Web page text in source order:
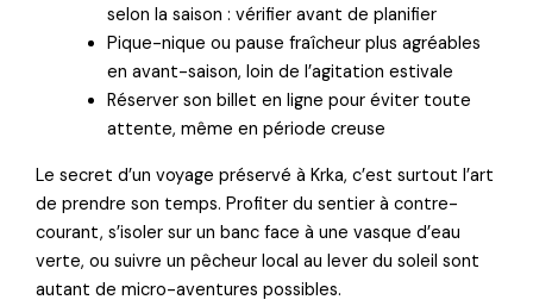
selon la saison : vérifier avant de planifier
Pique-nique ou pause fraîcheur plus agréables
en avant-saison, loin de l’agitation estivale
Réserver son billet en ligne pour éviter toute
attente, même en période creuse
Le secret d’un voyage préservé à Krka, c’est surtout l’art
de prendre son temps. Profiter du sentier à contre-
courant, s’isoler sur un banc face à une vasque d’eau
verte, ou suivre un pêcheur local au lever du soleil sont
autant de micro-aventures possibles.